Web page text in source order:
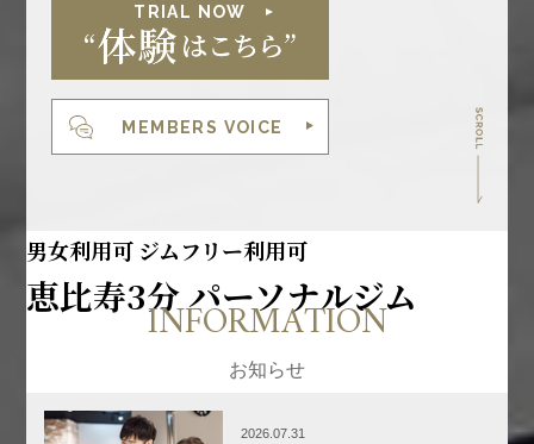
TRIAL NOW
MEMBERS VOICE
男女利用可 ジムフリー利用可
恵比寿3分 パーソナルジム
INFORMATION
お知らせ
2026.07.31